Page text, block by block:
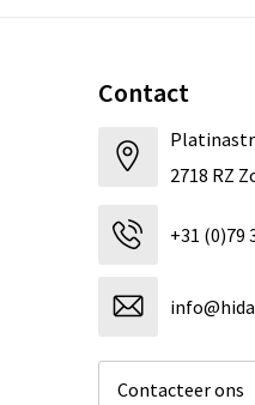
Contact
2718 RZ
+31 (0)79
Contacteer ons